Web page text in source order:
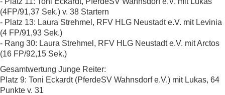
(4FP/91,37 Sek.) v. 38 Startern
- Platz 13: Laura Strehmel, RFV HLG Neustadt e.V. mit Levinia
(4 FP/91,93 Sek.)
- Rang 30: Laura Strehmel, RFV HLG Neustadt e.V. mit Arctos
(16 FP/92,15 Sek.)
Gesamtwertung Junge Reiter:
Platz 9: Toni Eckardt (PferdeSV Wahnsdorf e.V.) mit Lukas, 64
Punkte v. 31